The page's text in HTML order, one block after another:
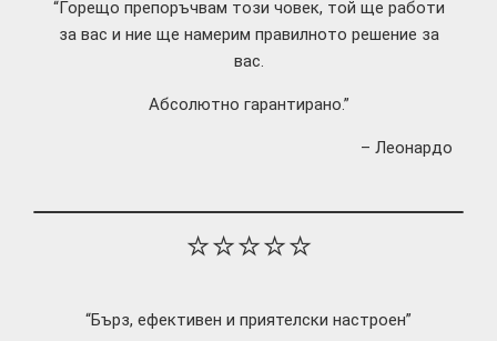
“Горещо препоръчвам този човек, той ще работи
за вас и ние ще намерим правилното решение за
вас.
Абсолютно гарантирано.”
– Леонардо
⭐⭐⭐⭐⭐
“Бърз, ефективен и приятелски настроен”